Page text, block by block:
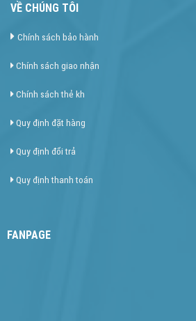
VỀ CHÚNG TÔI
Chính sách bảo hành
Chính sách giao nhận
Chính sách thẻ kh
Quy định đặt hàng
Quy định đổi trả
Quy định thanh toán
FANPAGE